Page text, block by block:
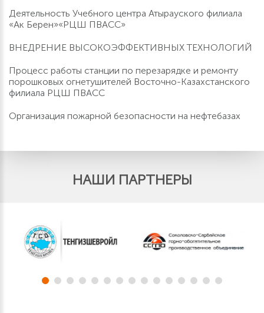
Деятельность Учебного центра Атырауского филиала
«Ак Берен»«РЦШ ПВАСС»
ВНЕДРЕНИЕ ВЫСОКОЭФФЕКТИВНЫХ ТЕХНОЛОГИЙ
Процесс работы станции по перезарядке и ремонту
порошковых огнетушителей Восточно-Казахстанского
филиала РЦШ ПВАСС
Организация пожарной безопасности на нефтебазах
НАШИ ПАРТНЕРЫ